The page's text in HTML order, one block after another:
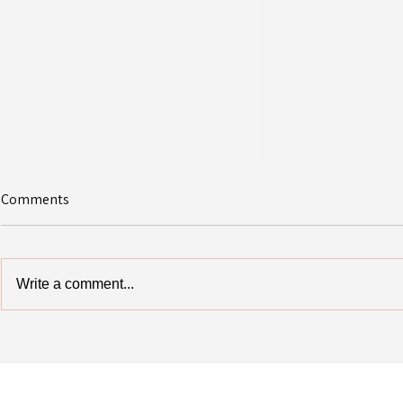
סדנת ספוקן וורד - מחוננים
Comments
Write a comment...